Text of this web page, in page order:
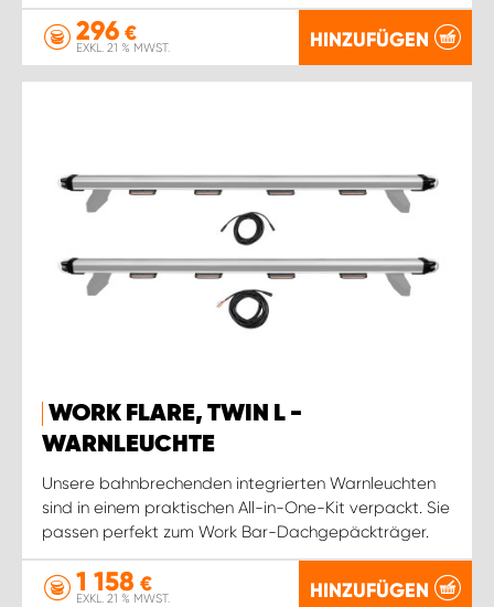
296 €
EXKL. 21 % MWST. HINZUFÜGEN
WORK FLARE, TWIN L -
WARNLEUCHTE
Unsere bahnbrechenden integrierten Warnleuchten
sind in einem praktischen All-in-One-Kit verpackt. Sie
passen perfekt zum Work Bar-Dachgepäckträger.
1 158 €
EXKL. 21 % MWST. HINZUFÜGEN